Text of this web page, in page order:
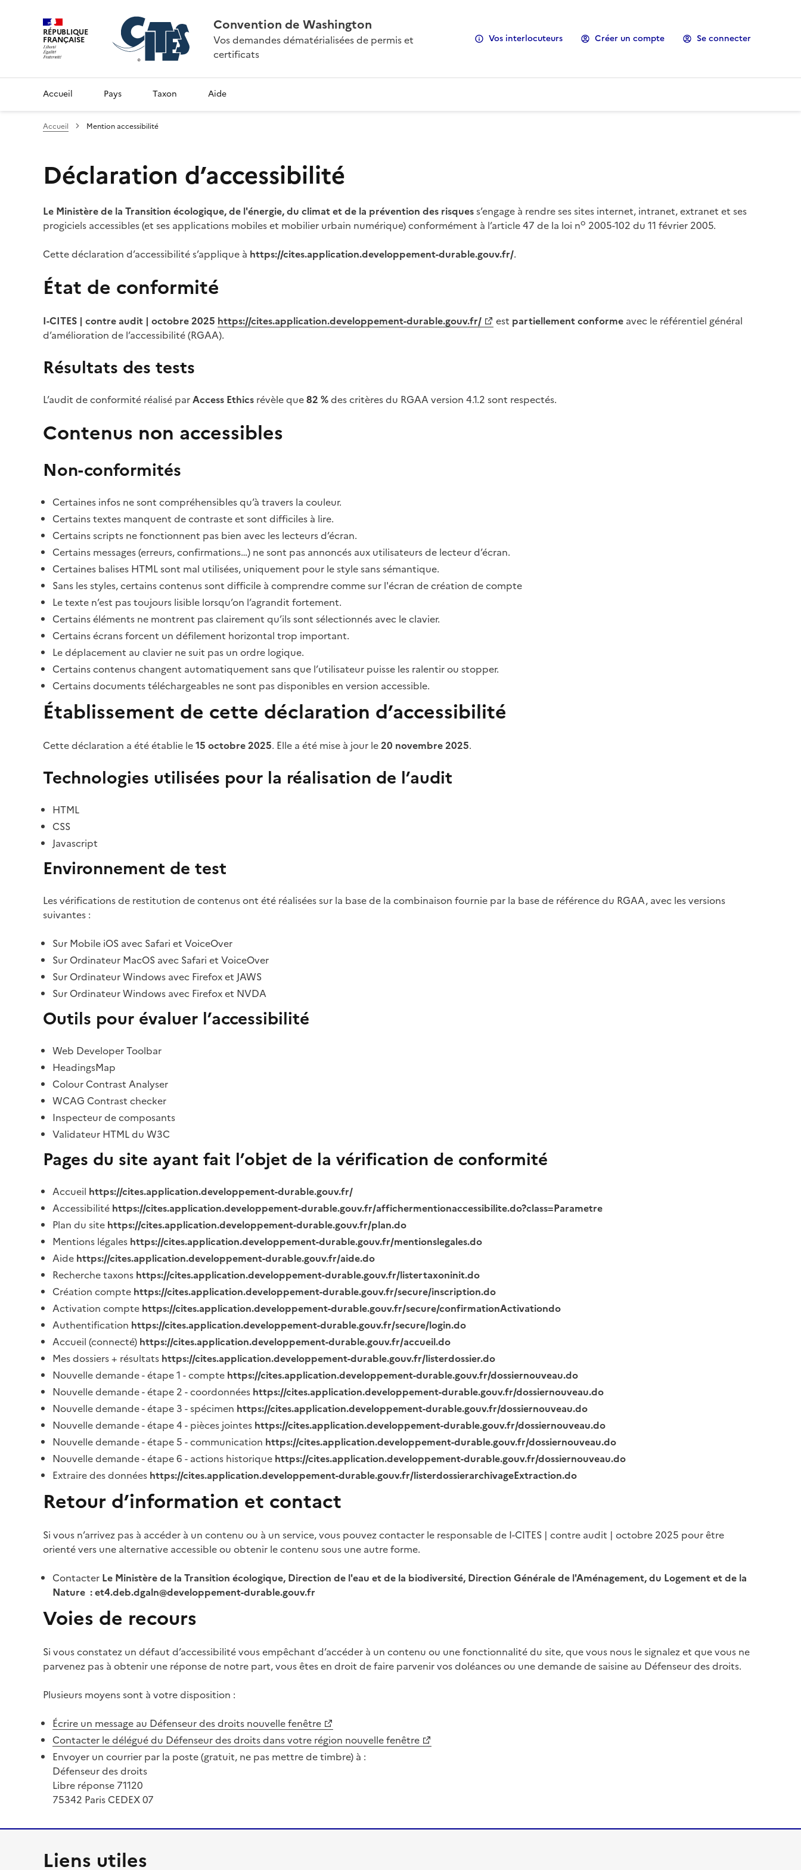
RÉPUBLIQUE
FRANÇAISE
Convention de Washington
Vos demandes dématérialisées de permis et
certificats
Vos interlocuteurs Créer un compte Se connecter
Accueil Pays Taxon Aide
Accueil Mention accessibilité
Déclaration d’accessibilité
Le Ministère de la Transition écologique, de l'énergie, du climat et de la prévention des risquess’engage à rendre ses sites internet, intranet, extranet et ses
progiciels accessibles (et ses applications mobiles et mobilier urbain numérique) conformément à l’article 47 de la loi no 2005-102 du 11 février 2005.
Cette déclaration d’accessibilité s’applique à https://cites.application.developpement-durable.gouv.fr/.
État de conformité
I-CITES | contre audit | octobre 2025 https://cites.application.developpement-durable.gouv.fr/ est partiellement conforme avec le référentiel général
d’amélioration de l’accessibilité (RGAA).
Résultats des tests
L’audit de conformité réalisé parAccess Ethics révèle que82 %des critères du RGAA version 4.1.2 sont respectés.
Contenus non accessibles
Non-conformités
Certaines infos ne sont compréhensibles qu’à travers la couleur.
Certains textes manquent de contraste et sont difficiles à lire.
Certains scripts ne fonctionnent pas bien avec les lecteurs d’écran.
Certains messages (erreurs, confirmations…) ne sont pas annoncés aux utilisateurs de lecteur d’écran.
Certaines balises HTML sont mal utilisées, uniquement pour le style sans sémantique.
Sans les styles, certains contenus sont difficile à comprendre comme sur l'écran de création de compte
Le texte n’est pas toujours lisible lorsqu’on l’agrandit fortement.
Certains éléments ne montrent pas clairement qu’ils sont sélectionnés avec le clavier.
Certains écrans forcent un défilement horizontal trop important.
Le déplacement au clavier ne suit pas un ordre logique.
Certains contenus changent automatiquement sans que l’utilisateur puisse les ralentir ou stopper.
Certains documents téléchargeables ne sont pas disponibles en version accessible.
Établissement de cette déclaration d’accessibilité
Cette déclaration a été établie le15 octobre 2025. Elle a été mise à jour le20 novembre 2025.
Technologies utilisées pour la réalisation de l’audit
HTML
CSS
Javascript
Environnement de test
Les vérifications de restitution de contenus ont été réalisées sur la base de la combinaison fournie par la base de référence du RGAA, avec les versions
suivantes :
Sur Mobile iOS avec Safari et VoiceOver
Sur Ordinateur MacOS avec Safari et VoiceOver
Sur Ordinateur Windows avec Firefox et JAWS
Sur Ordinateur Windows avec Firefox et NVDA
Outils pour évaluer l’accessibilité
Web Developer Toolbar
HeadingsMap
Colour Contrast Analyser
WCAG Contrast checker
Inspecteur de composants
Validateur HTML du W3C
Pages du site ayant fait l’objet de la vérification de conformité
Accueil https://cites.application.developpement-durable.gouv.fr/
Accessibilité https://cites.application.developpement-durable.gouv.fr/affichermentionaccessibilite.do?class=Parametre
Plan du site https://cites.application.developpement-durable.gouv.fr/plan.do
Mentions légales https://cites.application.developpement-durable.gouv.fr/mentionslegales.do
Aide https://cites.application.developpement-durable.gouv.fr/aide.do
Recherche taxons https://cites.application.developpement-durable.gouv.fr/listertaxoninit.do
Création compte https://cites.application.developpement-durable.gouv.fr/secure/inscription.do
Activation compte https://cites.application.developpement-durable.gouv.fr/secure/confirmationActivationdo
Authentification https://cites.application.developpement-durable.gouv.fr/secure/login.do
Accueil (connecté) https://cites.application.developpement-durable.gouv.fr/accueil.do
Mes dossiers + résultats https://cites.application.developpement-durable.gouv.fr/listerdossier.do
Nouvelle demande - étape 1 - compte https://cites.application.developpement-durable.gouv.fr/dossiernouveau.do
Nouvelle demande - étape 2 - coordonnées https://cites.application.developpement-durable.gouv.fr/dossiernouveau.do
Nouvelle demande - étape 3 - spécimen https://cites.application.developpement-durable.gouv.fr/dossiernouveau.do
Nouvelle demande - étape 4 - pièces jointes https://cites.application.developpement-durable.gouv.fr/dossiernouveau.do
Nouvelle demande - étape 5 - communication https://cites.application.developpement-durable.gouv.fr/dossiernouveau.do
Nouvelle demande - étape 6 - actions historique https://cites.application.developpement-durable.gouv.fr/dossiernouveau.do
Extraire des données https://cites.application.developpement-durable.gouv.fr/listerdossierarchivageExtraction.do
Retour d’information et contact
Si vous n’arrivez pas à accéder à un contenu ou à un service, vous pouvez contacter le responsable de I-CITES | contre audit | octobre 2025 pour être
orienté vers une alternative accessible ou obtenir le contenu sous une autre forme.
Contacter Le Ministère de la Transition écologique, Direction de l'eau et de la biodiversité, Direction Générale de l'Aménagement, du Logement et de la
Nature : et4.deb.dgaln@developpement-durable.gouv.fr
Voies de recours
Si vous constatez un défaut d’accessibilité vous empêchant d’accéder à un contenu ou une fonctionnalité du site, que vous nous le signalez et que vous ne
parvenez pas à obtenir une réponse de notre part, vous êtes en droit de faire parvenir vos doléances ou une demande de saisine au Défenseur des droits.
Plusieurs moyens sont à votre disposition :
Écrire un message au Défenseur des droits nouvelle fenêtre
Contacter le délégué du Défenseur des droits dans votre région nouvelle fenêtre
Envoyer un courrier par la poste (gratuit, ne pas mettre de timbre) à :
Défenseur des droits
Libre réponse 71120
75342 Paris CEDEX 07
Liens utiles